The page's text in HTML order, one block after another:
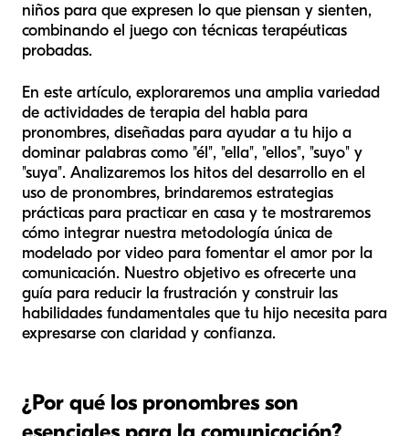
niños para que expresen lo que piensan y sienten,
combinando el juego con técnicas terapéuticas
probadas.
En este artículo, exploraremos una amplia variedad
de actividades de terapia del habla para
pronombres, diseñadas para ayudar a tu hijo a
dominar palabras como "él", "ella", "ellos", "suyo" y
"suya". Analizaremos los hitos del desarrollo en el
uso de pronombres, brindaremos estrategias
prácticas para practicar en casa y te mostraremos
cómo integrar nuestra metodología única de
modelado por video para fomentar el amor por la
comunicación. Nuestro objetivo es ofrecerte una
guía para reducir la frustración y construir las
habilidades fundamentales que tu hijo necesita para
expresarse con claridad y confianza.
¿Por qué los pronombres son